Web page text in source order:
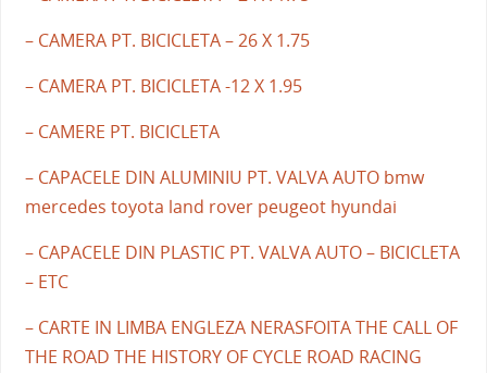
– CAMERA PT. BICICLETA – 26 X 1.75
– CAMERA PT. BICICLETA -12 X 1.95
– CAMERE PT. BICICLETA
– CAPACELE DIN ALUMINIU PT. VALVA AUTO bmw
mercedes toyota land rover peugeot hyundai
– CAPACELE DIN PLASTIC PT. VALVA AUTO – BICICLETA
– ETC
– CARTE IN LIMBA ENGLEZA NERASFOITA THE CALL OF
THE ROAD THE HISTORY OF CYCLE ROAD RACING